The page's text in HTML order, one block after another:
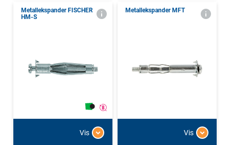
Metallekspander FISCHER
HM-S
Vis
Metallekspander MFT
Vis